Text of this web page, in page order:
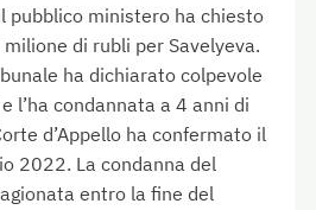
pubblico ministero ha chiesto
di rubli per Savelyeva.
ha dichiarato colpevole
l’ha condannata a 4 anni di
d’Appello ha confermato il
2022. La condanna del
entro la fine del